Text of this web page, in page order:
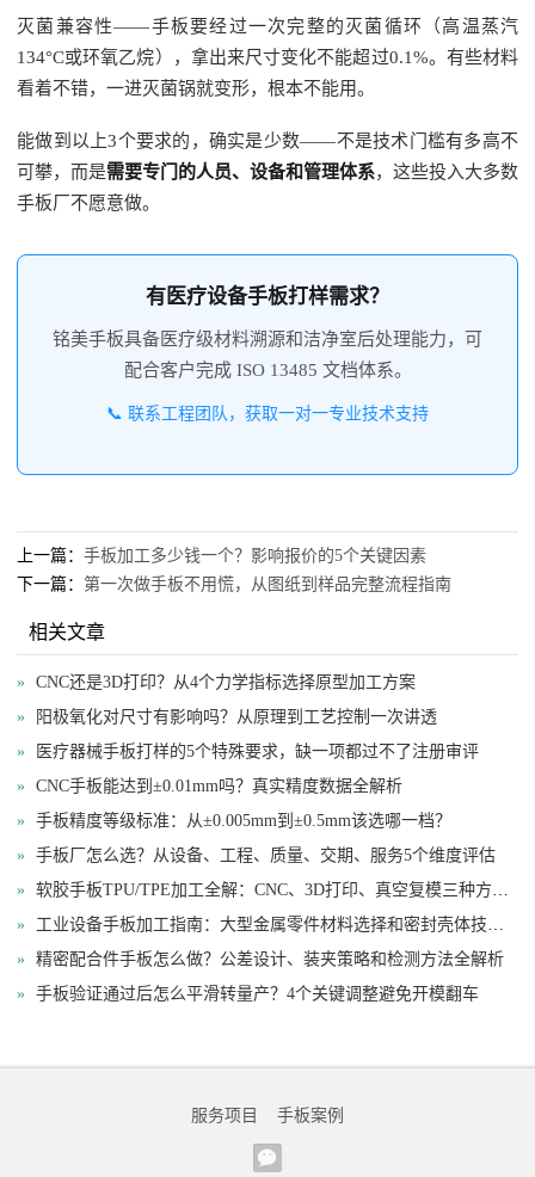
灭菌兼容性——手板要经过一次完整的灭菌循环（高温蒸汽
134°C或环氧乙烷），拿出来尺寸变化不能超过0.1%。有些材料
看着不错，一进灭菌锅就变形，根本不能用。
能做到以上3个要求的，确实是少数——不是技术门槛有多高不
可攀，而是需要专门的人员、设备和管理体系，这些投入大多数
手板厂不愿意做。
有医疗设备手板打样需求？
铭美手板具备医疗级材料溯源和洁净室后处理能力，可
配合客户完成 ISO 13485 文档体系。
📞 联系工程团队，获取一对一专业技术支持
上一篇： 手板加工多少钱一个？影响报价的5个关键因素
下一篇： 第一次做手板不用慌，从图纸到样品完整流程指南
相关文章
» CNC还是3D打印？从4个力学指标选择原型加工方案
»
阳极氧化对尺寸有影响吗？从原理到工艺控制一次讲透
»
医疗器械手板打样的5个特殊要求，缺一项都过不了注册审评
» CNC手板能达到±0.01mm吗？真实精度数据全解析
» 手板精度等级标准：从±0.005mm到±0.5mm该选哪一档？
» 手板厂怎么选？从设备、工程、质量、交期、服务5个维度评估
» 软胶手板TPU/TPE加工全解：CNC、3D打印、真空复模三种方案对比
»
工业设备手板加工指南：大型金属零件材料选择和密封壳体技术要点
» 精密配合件手板怎么做？公差设计、装夹策略和检测方法全解析
» 手板验证通过后怎么平滑转量产？4个关键调整避免开模翻车
服务项目 手板案例